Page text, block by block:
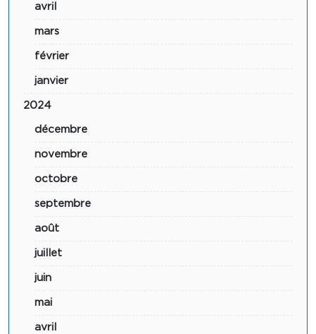
avril
mars
février
janvier
2024
décembre
novembre
octobre
septembre
août
juillet
juin
mai
avril